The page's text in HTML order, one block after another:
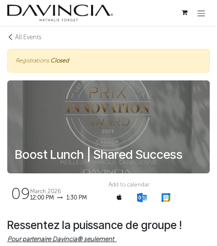
Skip to Content
All Events
Registrations Closed
Boost Lunch | Shared Success
09 March 2026
12:00 PM
1:30 PM
Add to calendar:
Ressentez la puissance de groupe !
Pour partenaire Davincia® seulement